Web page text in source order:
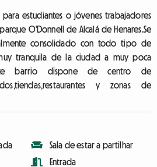
estudiantes o jóvenes trabajadores
O'Donnell de Alcalá de Henares.Se
consolidado con todo tipo de
tranquila de la ciudad a muy poca
barrio dispone de centro de
y zonas de
Sala de estar a partilhar
Entrada